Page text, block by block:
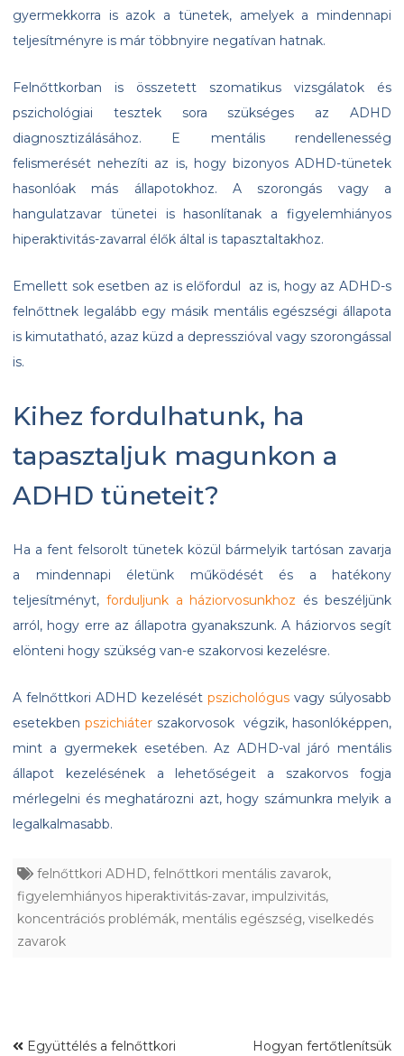
gyermekkorra is azok a tünetek, amelyek a mindennapi
teljesítményre is már többnyire negatívan hatnak.
Felnőttkorban is összetett szomatikus vizsgálatok és
pszichológiai tesztek sora szükséges az ADHD
diagnosztizálásához. E mentális rendellenesség
felismerését nehezíti az is, hogy bizonyos ADHD-tünetek
hasonlóak más állapotokhoz. A szorongás vagy a
hangulatzavar tünetei is hasonlítanak a figyelemhiányos
hiperaktivitás-zavarral élők által is tapasztaltakhoz.
Emellett sok esetben az is előfordul az is, hogy az ADHD-s
felnőttnek legalább egy másik mentális egészségi állapota
is kimutatható, azaz küzd a depresszióval vagy szorongással
is.
Kihez fordulhatunk, ha
tapasztaljuk magunkon a
ADHD tüneteit?
Ha a fent felsorolt tünetek közül bármelyik tartósan zavarja
a mindennapi életünk működését és a hatékony
teljesítményt, forduljunk a háziorvosunkhoz és beszéljünk
arról, hogy erre az állapotra gyanakszunk. A háziorvos segít
elönteni hogy szükség van-e szakorvosi kezelésre.
A felnőttkori ADHD kezelését pszichológus vagy súlyosabb
esetekben pszichiáter szakorvosok végzik, hasonlóképpen,
mint a gyermekek esetében. Az ADHD-val járó mentális
állapot kezelésének a lehetőségeit a szakorvos fogja
mérlegelni és meghatározni azt, hogy számunkra melyik a
legalkalmasabb.
felnőttkori ADHD, felnőttkori mentális zavarok,
figyelemhiányos hiperaktivitás-zavar, impulzivitás,
koncentrációs problémák, mentális egészség, viselkedés
zavarok
Együttélés a felnőttkori
Hogyan fertőtlenítsük